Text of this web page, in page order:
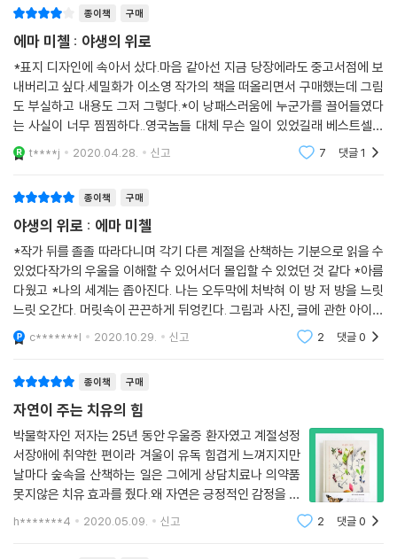
불가능해 보이는 과업을 끈질기게 수행하는 사람을 제비에 비유하는 건 진
부한 표현이지만, 제비의 여행길은 정말로 놀랍다. 도중에 여러 마리가 폭
풍우나 포식자에게 목숨을 빼앗기긴 해도 대부분은 무사히 도착해서 짝짓
기를 하고 알을 낳아 새끼를 키운다. 여름 내내 깃털 달린 날쌘 화살처럼 들
판 위를 돌아다니다가 전화선에 모여 앉아 다음 해의 이동을 준비하겠지.
내 상태가 대체로 괜찮은 계절 동안 제비들은 이 지역에서 지낸다. 경이로
비가 목적지에 도착했듯이 나 역시 또 한 번의 겨울을 이겨낸 것이다. 나는
--- p.156
언덕 뒤에 내가 보러 온 식물이 있다. 절정에 이른 블루벨들이다. 줄기 아래
쪽은 꽃송이가 만개하여 꽃잎 하나하나가 바깥으로 젖혀졌고 위쪽은 꽃봉
오리가 벌어지기 직전이다. 깊고 진하고 선명한 푸른빛이 꽃과 함께 흔들
리며 울려 퍼지는 듯하다. 블루벨 사이에 허브베니트, 숲바람꽃, 땅감자 줄
바라본다. 햇살과 풍요로운 꽃들이 시야를 가득 채우고 뇌세포에 이른다.
최고로 맛있는 초콜릿 케이크나 집에서 만든 짭짤한 감자칩을 먹을 때 같
은 강렬한 만족감이 퍼져 나간다. 마치 내 마음이 이 광경을 먹어 치우고 거
기서 양분을 취하는 것 같다.
--- p.167~168
나는 우울증에 붙들릴 때마다 내가 가진 모든 무기를 동원해 맞서 싸우고,
간신히 벗어나 서서히 회복하며 다시 인생을 살아나가려 애쓴다. 벗어날
담은 이 책은 문밖의 자연과 그것이 가진 치유 효과를 듬뿍 담은 한 권의 숲
이 된다. 이를 문학 평론가 에마 프로이트는 종이와 잉크로 만들어진 ‘문학
적 항우울제’라고 표현했다.
냉이를 간단히 스케치하거나 상모솔새를 수채화로 그리는 것, 쉽게 찾을
수 있는 식물들로 채집 표본을 만드는 것은 산책 자체만큼이나 마음을 안
정시키는 효과가 있다. 연필로 새매의 모습을 그럭저럭 비슷하게 그려보는
것은 그렇게 하도록 영감을 준 새와의 만남만큼이나 마음속의 복잡하고 어
고 그리는 차분한 과정이 훨씬 더 중요하다. 자연 관찰의 유익한 작용과 본
것을 기록하며 보내는 시간은 일종의 시너지 효과를 일으킨다. (…) 숲이나
정원에서 시간을 보내며 그곳에 서식하는 초목과 야생동물의 미세한 디테
일에 주목할 때면 우울증이 가라앉는 게 느껴진다. 이는 내게 자가 치유의
방식이 되었다.(24쪽)
다음 계절을 위한 마음의 힘을 쌓는 강력한 방법
자연은 의료적 심리치료를 보충하는 효과적인 건강 모델이 될 수 있다
자연에서 발견한 위안으로 고통받는 마음을 치유하는 것이 비단 미첼 혼자
만의 경험은 아니다. 자연을 산책하고 나비나 새를 관찰한 후에 마음이 편
안해지고, 부정적인 마음이 누그러진 경험은 누구나 한 번쯤 있을 것이다.
많은 사람이 봄이 오면 벚꽃을, 여름이면 바다를, 가을이면 단풍을, 겨울이
면 눈 쌓인 들판을 보기 위해 기꺼이 귀한 시간을 할애해 야외로 나간다. 하
지만 자연이 촉발하는 긍정적 감정에 과학적 근거가 있는 걸까? 우리가 공
원을 산책하거나 바닷가에서 맨들맨들하게 모서리가 닳은 조약돌을 들여
적이 아니라는 사실을 깨닫게 된다. 야생에서 얻은 건강한 방식으로 삶의
어둠을 풀어내는 에마 미첼의 이야기는 내게 큰 위안이 된다. 이 책의 페이
지를 넘길 때마다 새가 날아오르고 꽃이 피고 흙이 노래한다. 자연의 색채
가 흐려지고, 다시 생기를 얻는 것을 반복하는 동안 그 세상을 엿보는 놀라
운 경험을 한다. 열두 달의 이야기를 다 읽고 나면 바로 영국으로 날아가 건
방진 털북숭이 친구 애니와 작가의 옆을 고요하게 걷고 싶어질 것이다.
- 임이랑 (작가, 『아무튼, 식물』, 『조금 괴로운 당신에게 식물을 추천합니다』 저자)
무려 25년간의 기나긴 우울증을 치유해준 ‘야생의 산책’ 이야기. 위대한 자
연의 힘을 무료로 활용하여 우울증을 치료한 저자의 처방전은 바로 야생의
산책이다. 작가는 자연과의 친밀한 교감을 통해 자기 안의 강력한 회복탄
력성, 스스로 나을 수 있는 힘을 발견한다. 가시자두나무와 보리수를 바라
보고, 울새의 재잘거림과 앙증맞은 촐싹거림을 바라보는 것만으로도 행복
의 절정을 경험할 수 있는데, 왜 우리는 휴대폰과 인터넷에 정신을 쏙 빼앗
긴 채 갑갑한 실내 생활자로 살아가는 걸까. 그저 신발을 신고 밖으로 나가
기만 하면 된다. 우리는 야생의 산책 속에서 언제든 우리를 기다리고 있는
- 정여울 (작가, 『나를 돌보지 않는 나에게』 저자)
에마 미첼에게는 지극히 소박한 정원이나 개와 함께하는 일상적 산책조차
도 풍요롭고 보람찬 것으로 만드는 재능이 있다. 자연과 창조적 연결고리
를 만들고 사람들과 나눌 수 있는 에마의 능력이 정신 건강에 이로운 것은
당연한 일이다.
- 멜리사 해리슨 (소설가, 자연 칼럼니스트)
종이책 구매
에마 미첼 : 야생의 위로
*표지 디자인에 속아서 샀다.마음 같아선 지금 당장에라도 중고서점에 보
내버리고 싶다.세밀화가 이소영 작가의 책을 떠올리면서 구매했는데 그림
도 부실하고 내용도 그저 그렇다.*이 낭패스러움에 누군가를 끌어들였다
는 사실이 너무 찜찜하다..영국놈들 대체 무슨 일이 있었길래 베스트셀러
에 이런 책을 보낸거지..다들 우울해서 공감한걸까?*위로가 되지 않았다..
식물라디오나 한 편
t****j 2020.04.28. 신고 7 댓글1
종이책 구매
야생의 위로 : 에마 미첼
*작가 뒤를 졸졸 따라다니며 각기 다른 계절을 산책하는 기분으로 읽을 수
있었다작가의 우울을 이해할 수 있어서더 몰입할 수 있었던 것 같다 *아름
다웠고 *나의 세계는 좁아진다. 나는 오두막에 처박혀 이 방 저 방을 느릿
느릿 오간다. 머릿속이 끈끈하게 뒤엉킨다. 그림과 사진, 글에 관한 아이디
어도 증발해버린다. 나는 친구들을 피하고 그들의 초대도 거절한다. 날마
다 가장 단순한
c*******l 2020.10.29. 신고 2 댓글0
종이책 구매
자연이 주는 치유의 힘
박물학자인 저자는 25년 동안 우울증 환자였고 계절성정
서장애에 취약한 편이라 겨울이 유독 힘겹게 느껴지지만
날마다 숲속을 산책하는 일은 그에게 상담치료나 의약품
못지않은 치유 효과를 줬다.왜 자연은 긍정적인 감정을 촉
발하고 건강을 증진시키는 것일까?대부분의 식물은 #피
h*******4 2020.05.09. 신고 2 댓글0